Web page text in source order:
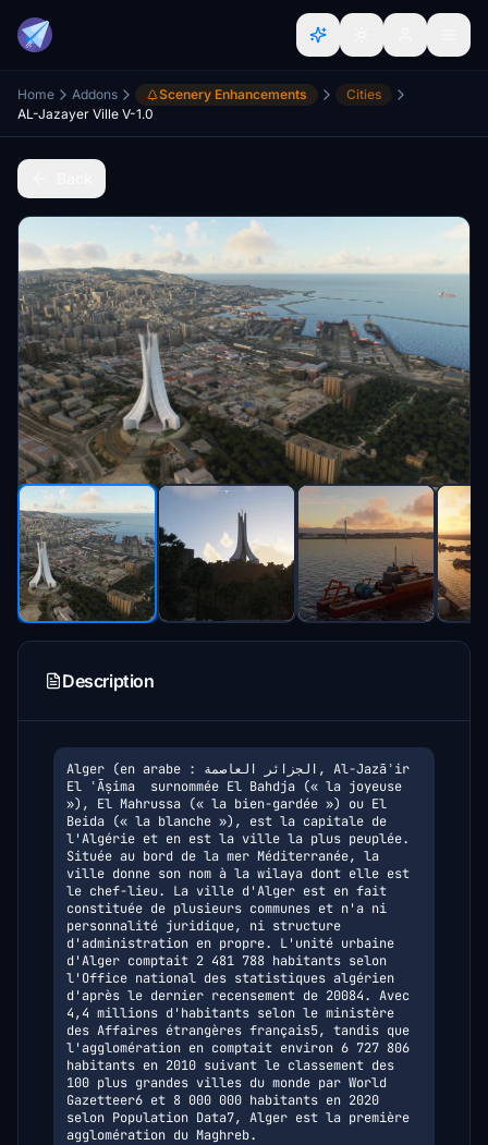
Home Addons Scenery Enhancements
Cities
AL-Jazayer Ville V-1.0
Description
Alger (en arabe : الجزائر العاصمة, Al-Jazāʾir
El ʿĀṣima  surnommée El Bahdja (« la joyeuse
»), El Mahrussa (« la bien-gardée ») ou El
Beida (« la blanche »), est la capitale de
l'Algérie et en est la ville la plus peuplée.
Située au bord de la mer Méditerranée, la
ville donne son nom à la wilaya dont elle est
le chef-lieu. La ville d'Alger est en fait
constituée de plusieurs communes et n'a ni
personnalité juridique, ni structure
d'administration en propre. L'unité urbaine
d'Alger comptait 2 481 788 habitants selon
l'Office national des statistiques algérien
d'après le dernier recensement de 20084. Avec
4,4 millions d'habitants selon le ministère
des Affaires étrangères français5, tandis que
l'agglomération en comptait environ 6 727 806
habitants en 2010 suivant le classement des
100 plus grandes villes du monde par World
Gazetteer6 et 8 000 000 habitants en 2020
selon Population Data7, Alger est la première
agglomération du Maghreb.